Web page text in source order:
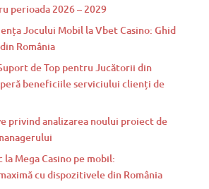
perioada 2026 – 2029
Jocului Mobil la Vbet Casino: Ghid
România
de Top pentru Jucătorii din
beneficiile serviciului clienți de
privind analizarea noului proiect de
Mega Casino pe mobil:
cu dispozitivele din România